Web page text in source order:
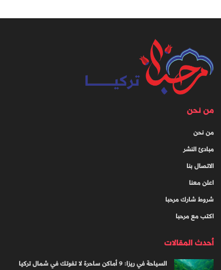
من نحن
من نحن
مبادئ النشر
الاتصال بنا
اعلن معنا
شروط شارك مرحبا
اكتب مع مرحبا
أحدث المقالات
السياحة في ريزا: 9 أماكن ساحرة لا تفوتك في شمال تركيا